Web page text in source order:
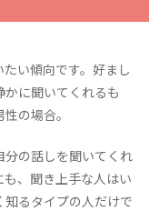
い傾向です。好まし
に聞いてくれるも
の場合。
分の話しを聞いてくれ
、聞き上手な人はい
るタイプの人だけで